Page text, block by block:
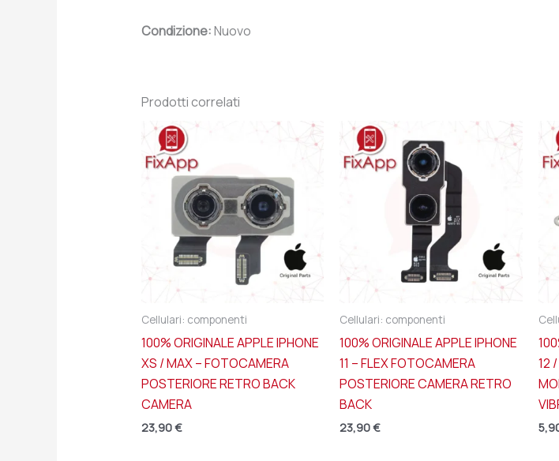
Condizione:Nuovo
Prodotti correlati
Cellulari: componenti
100% ORIGINALE APPLE IPHONE
XS / MAX – FOTOCAMERA
POSTERIORE RETRO BACK
CAMERA
23,90€
Cellulari: componenti
100% ORIGINALE APPLE IPHONE
11 – FLEX FOTOCAMERA
POSTERIORE CAMERA RETRO
BACK
23,90€
12